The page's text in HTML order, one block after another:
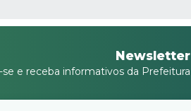
Newsletter
se e receba informativos da Prefeitura